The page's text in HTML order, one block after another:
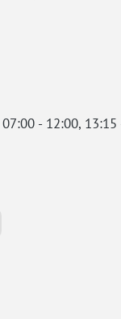
07:00 - 12:00, 13:15